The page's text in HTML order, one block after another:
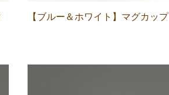
【ブルー＆ホワイト】マグカップ